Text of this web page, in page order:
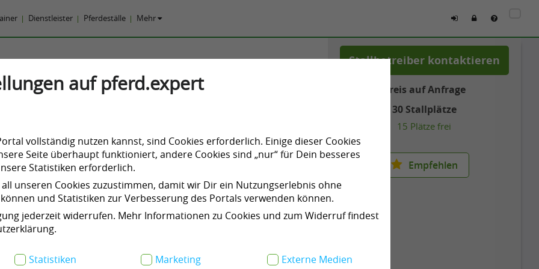
auf pferd.expert
vollständig nutzen kannst, sind Cookies erforderlich. Einige dieser Cookies
Seite überhaupt funktioniert, andere Cookies sind „nur“ für Dein besseres
Statistiken erforderlich.
unseren Cookies zuzustimmen, damit wir Dir ein Nutzungserlebnis ohne
und Statistiken zur Verbesserung des Portals verwenden können.
jederzeit widerrufen. Mehr Informationen zu Cookies und zum Widerruf findest
Statistiken Marketing Externe Medien
Dienstleister Pferdeställe Mehr
Hartmann
anzeigen
Stallbetreiber kontaktieren
Preis auf Anfrage
30 Stallplätze
15 Plätze frei
Empfehlen